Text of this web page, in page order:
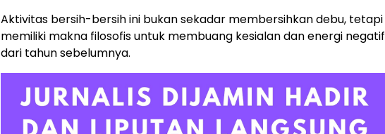
Aktivitas bersih-bersih ini bukan sekadar membersihkan debu, tetapi
memiliki makna filosofis untuk membuang kesialan dan energi negatif
dari tahun sebelumnya.